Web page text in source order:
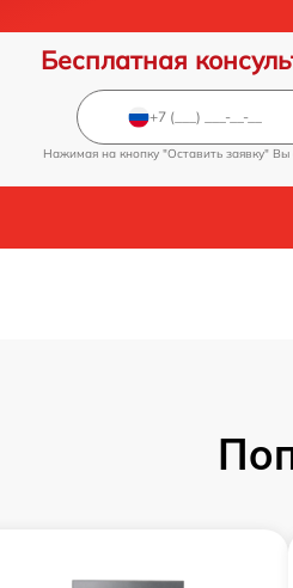
Бесплатная
Нажимая на кнопку "Оставить заявку" Вы